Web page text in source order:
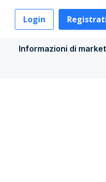
Login
Informazioni di